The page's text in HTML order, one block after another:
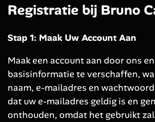
Registratie bij Bruno
Stap 1: Maak Uw Account Aan
Maak een account aan door ons
basisinformatie te verschaffen,
naam, e-mailadres en
dat uw e-mailadres geldig is en
onthouden, omdat het gebruikt